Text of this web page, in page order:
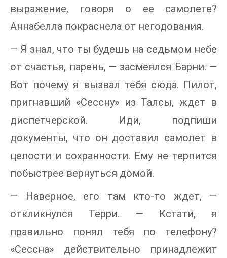
выражение, говоря о ее самолете?
Аннабелла покраснела от негодования.
— Я знал, что ты будешь на седьмом небе
от счастья, парень, — засмеялся Барни. —
Вот почему я вызвал тебя сюда. Пилот,
пригнавший «Сессну» из Талсы, ждет в
диспетчерской. Иди, подпиши
документы, что он доставил самолет в
целости и сохранности. Ему не терпится
побыстрее вернуться домой.
— Наверное, его там кто-то ждет, —
откликнулся Терри. — Кстати, я
правильно понял тебя по телефону?
«Сессна» действительно принадлежит